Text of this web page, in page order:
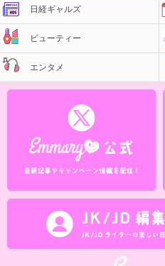
日経ギャルズ
ビューティー
エンタメ